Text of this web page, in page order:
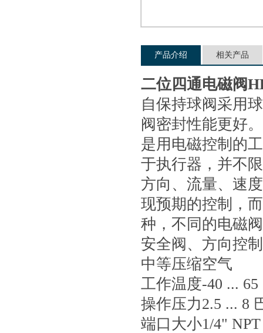
产品介绍 相关产品
二位四通电磁阀
自保持球阀采用球
阀密封性能更好。
是用电磁控制的工
于执行器，并不
方向、流量
现预期的控制
种，不同的电磁
安全阀、方向控
中等压缩空气
工作温度-40 ... 65
操作压力2.5 ... 8
端口大小1/4" NPT